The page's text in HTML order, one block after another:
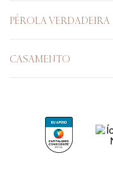
PÉROLA VERDADEIRA
CASAMENTO